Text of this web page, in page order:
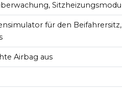
Sitzheizungsmodul
für den Beifahrersitz,
Airbag aus